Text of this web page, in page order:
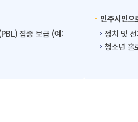
집중 보급 (예:
민주시민으
정치 및
청소년 홀